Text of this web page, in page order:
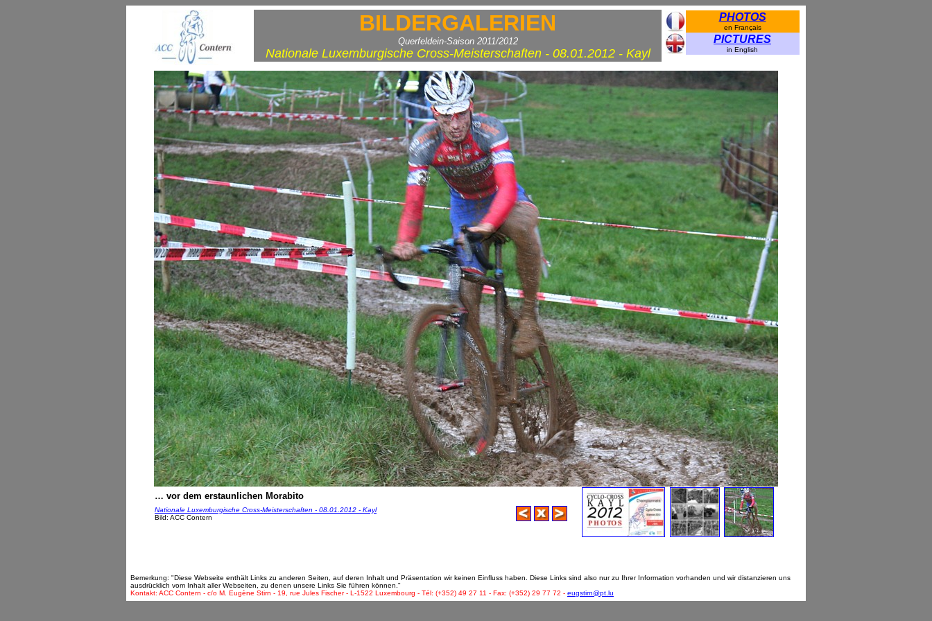
BILDERGALERIEN
Querfeldein-Saison 2011/2012
Nationale Luxemburgische Cross-Meisterschaften - 08.01.2012 - Kayl
PHOTOS
en Français
PICTURES
in English
… vor dem erstaunlichen Morabito
Nationale Luxemburgische Cross-Meisterschaften - 08.01.2012 - Kayl
Bild: ACC Contern
Bemerkung: "Diese Webseite enthält Links zu anderen Seiten, auf deren Inhalt und Präsentation wir keinen Einfluss haben. Diese Links sind also nur zu Ihrer Information vorhanden und wir distanzieren uns
ausdrücklich vom Inhalt aller Webseiten, zu denen unsere Links Sie führen können."
Kontakt: ACC Contern - c/o M. Eugène Stirn - 19, rue Jules Fischer - L-1522 Luxembourg - Tél: (+352) 49 27 11 - Fax: (+352) 29 77 72 - eugstirn@pt.lu